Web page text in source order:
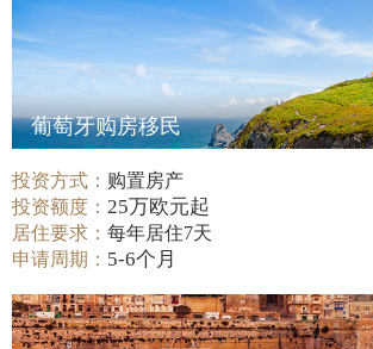
葡萄牙购房移民
投资方式： 购置房产
投资额度： 25万欧元起
居住要求：每年居住7天
申请周期： 5-6个月